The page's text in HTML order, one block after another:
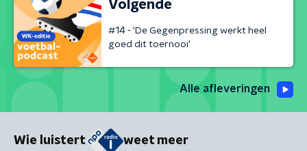
Volgende
#14 - 'De Gegenpressing werkt heel
goed dit toernooi'
Alle afleveringen
Wie luistert weet meer